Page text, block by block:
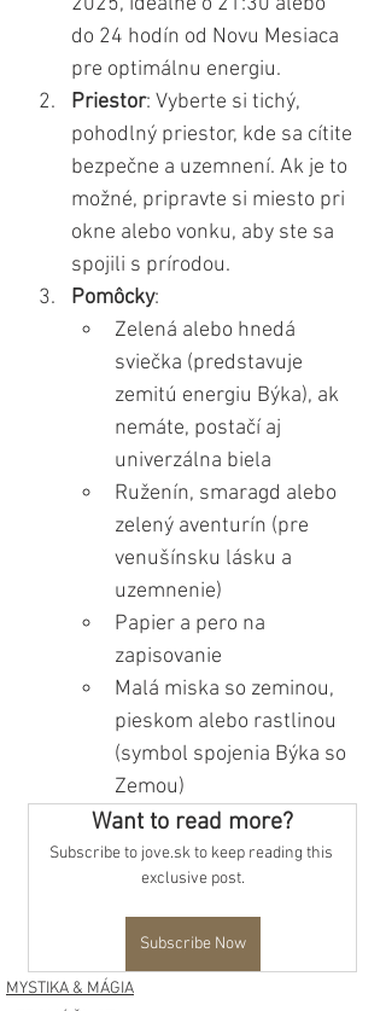
do 24 hodín od Novu Mesiaca
pre optimálnu energiu.
Priestor: Vyberte si tichý,
pohodlný priestor, kde sa cítite
bezpečne a uzemnení. Ak je to
možné, pripravte si miesto pri
okne alebo vonku, aby ste sa
spojili s prírodou.
Pomôcky:
Zelená alebo hnedá
sviečka (predstavuje
zemitú energiu Býka), ak
nemáte, postačí aj
univerzálna biela
Ruženín, smaragd alebo
zelený aventurín (pre
venušínsku lásku a
uzemnenie)
Papier a pero na
zapisovanie
Malá miska so zeminou,
pieskom alebo rastlinou
(symbol spojenia Býka so
Zemou)
Want to read more?
Subscribe to jove.sk to keep reading this
exclusive post.
Subscribe Now
MYSTIKA & MÁGIA